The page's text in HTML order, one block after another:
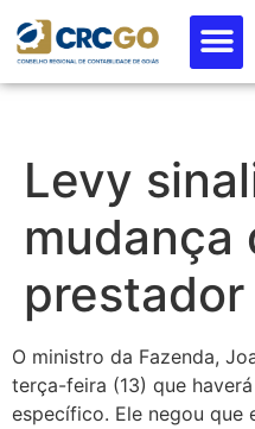
Levy
mudança
O ministro da Fazenda,
terça-feira (13) que
específico. Ele negou que